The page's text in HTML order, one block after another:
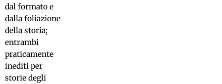
dal formato e
dalla foliazione
della storia;
entrambi
praticamente
inediti per
storie degli